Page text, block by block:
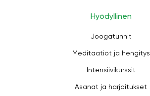
Hyödyllinen
Joogatunnit
Meditaatiot ja hengitys
Intensiivikurssit
Asanat ja harjoitukset